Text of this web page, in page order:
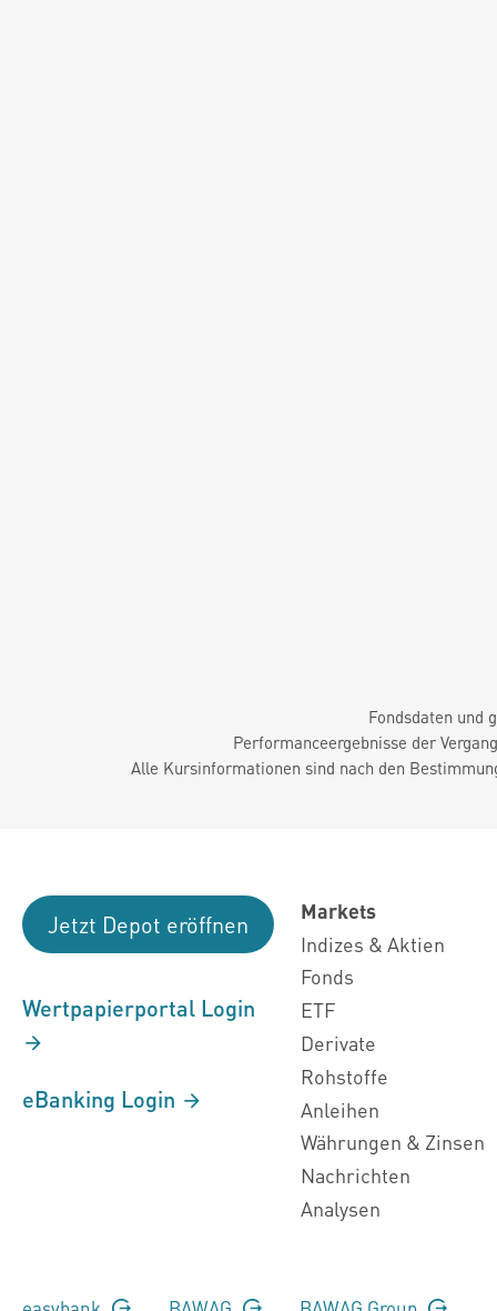
Fondsdaten und
Performanceergebnisse der
Alle Kursinformationen sind nach den
Jetzt Depot eröffnen
Wertpapierportal Login
eBanking Login
Markets
Indizes & Aktien
Fonds
ETF
Derivate
Rohstoffe
Anleihen
Währungen & Zinsen
Nachrichten
Analysen